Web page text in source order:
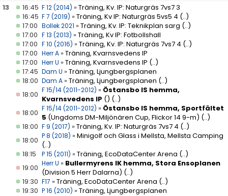
13
16:45 F 12 (2014) »Träning, Kv. IP: Naturgräs 7vs7 3
16:45 F 7 (2019) »Träning, Kv IP: Naturgräs 5vs5 4 (..)
17:00 Bollek 2021 »Träning, Kv. IP: Teknikplan sarg (..)
17:00 F 13 (2013) »Träning, Kv IP: Fotbollshall
17:00 F 10 (2016) »Träning, Kv. IP: Naturgräs 7vs7 4 (..)
17:00 Herr A »Träning, Kvarnsvedens IP
17:00 Herr U »Träning, Kvarnsvedens IP (..)
17:45 Dam U »Träning, Ljungbergsplanen
18:00 Dam A »Träning, Ljungbergsplanen (..)
18:00 F 15/14 (2011-2012) » Östansbo IS hemma,
Kvarnsvedens IP () (..)
18:00 F 15/14 (2011-2012) » Östansbo IS hemma, Sportfältet
5 (Ungdoms DM-Miljönären Cup, Flickor 14 9-m) (..)
18:00 F 9 (2017) »Träning, Kv. IP: Naturgräs 7vs7 4 (..)
18:00 P 8 (2018) »Minigolf och Glass i Mellsta, Mellsta Camping
(..)
18:15
P 15 (2011) »Träning, EcoDataCenter Arena (..)
19:00 Herr U » Bullermyrens IK hemma, Stora Ensoplanen
(Division 5 Herr Dalarna) (..)
19:30 F17 »Träning, EcoDataCenter Arena (..)
19:30 P 16 (2010) »Träning, Ljungbergsplanen